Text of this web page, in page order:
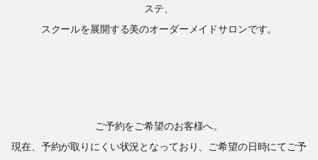
ステ、
スクールを展開する美のオーダーメイドサロンです。
ご予約をご希望のお客様へ。
現在、予約が取りにくい状況となっており、ご希望の日時にてご予